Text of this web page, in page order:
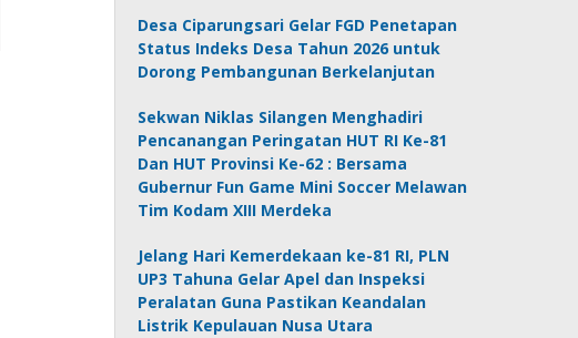
Desa Ciparungsari Gelar FGD Penetapan
Status Indeks Desa Tahun 2026 untuk
Dorong Pembangunan Berkelanjutan
Sekwan Niklas Silangen Menghadiri
Pencanangan Peringatan HUT RI Ke-81
Dan HUT Provinsi Ke-62 : Bersama
Gubernur Fun Game Mini Soccer Melawan
Tim Kodam XIII Merdeka
Jelang Hari Kemerdekaan ke-81 RI, PLN
UP3 Tahuna Gelar Apel dan Inspeksi
Peralatan Guna Pastikan Keandalan
Listrik Kepulauan Nusa Utara